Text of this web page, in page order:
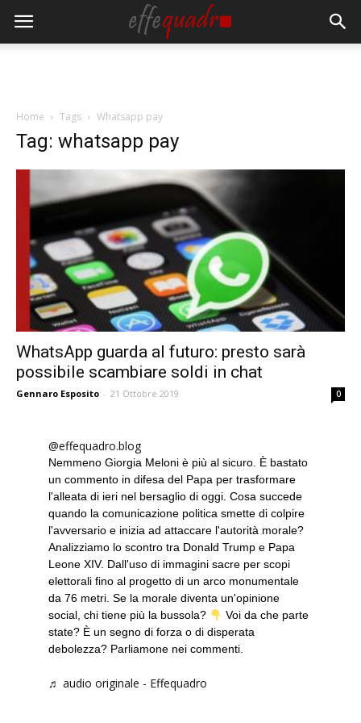
Home Tags Whatsapp pay
Tag: whatsapp pay
WhatsApp guarda al futuro: presto sarà
possibile scambiare soldi in chat
Gennaro Esposito - 21 Ottobre 2019 0
@effequadro.blog
Nemmeno Giorgia Meloni è più al sicuro. È bastato
un commento in difesa del Papa per trasformare
l'alleata di ieri nel bersaglio di oggi. Cosa succede
quando la comunicazione politica smette di colpire
l'avversario e inizia ad attaccare l'autorità morale?
Analizziamo lo scontro tra Donald Trump e Papa
Leone XIV. Dall'uso di immagini sacre per scopi
elettorali fino al progetto di un arco monumentale
da 76 metri. Se la morale diventa un'opinione
social, chi tiene più la bussola?
Voi da che parte
state? È un segno di forza o di disperata
debolezza? Parliamone nei commenti.
♬ audio originale - Effequadro